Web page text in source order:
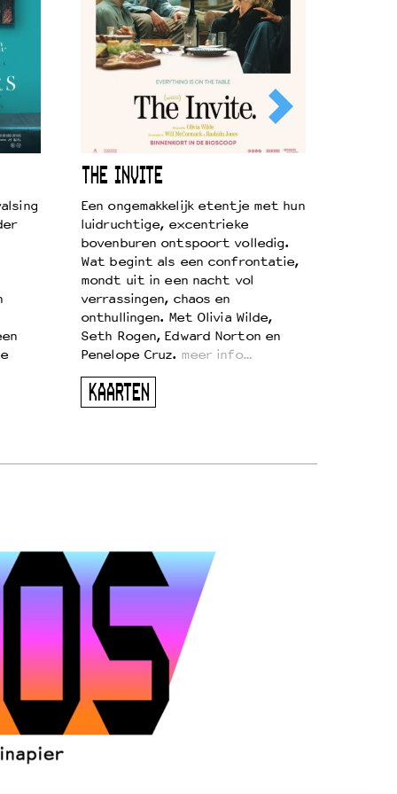
THE INVITE
Een ongemakkelijk etentje met hun
luidruchtige, excentrieke
bovenburen ontspoort volledig.
Wat begint als een confrontatie,
mondt uit in een nacht vol
verrassingen, chaos en
onthullingen. Met Olivia Wilde,
Seth Rogen, Edward Norton en
Penelope Cruz. meer info…
KAARTEN